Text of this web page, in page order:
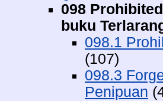
098
buku
098.1
(107)
098.3
Penipuan